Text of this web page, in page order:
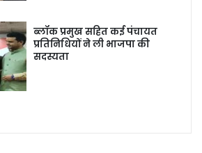
ब्लॉक प्रमुख सहित कई पंचायत
प्रतिनिधियों ने ली भाजपा की
सदस्यता